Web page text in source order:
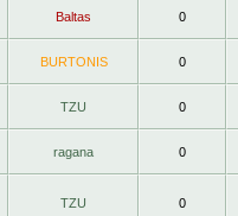
Baltas 0
BURTONIS 0
TZU 0
ragana 0
TZU 0